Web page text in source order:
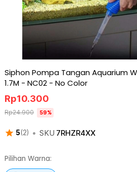
Siphon Pompa Tangan Aquarium
1.7M - NC02 - No Color
5(2) • SKU 7RHZR4XX
Rp10.300
Rp24.900 59%
Pilihan Warna: